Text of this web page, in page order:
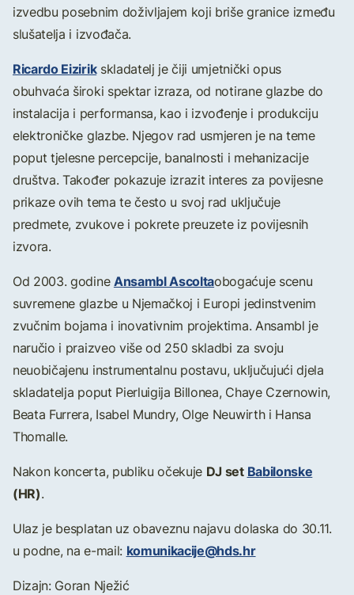
izvedbu posebnim doživljajem koji briše granice između
slušatelja i izvođača.
Ricardo Eizirikskladatelj je čiji umjetnički opus
obuhvaća široki spektar izraza, od notirane glazbe do
instalacija i performansa, kao i izvođenje i produkciju
elektroničke glazbe. Njegov rad usmjeren je na teme
poput tjelesne percepcije, banalnosti i mehanizacije
društva. Također pokazuje izrazit interes za povijesne
prikaze ovih tema te često u svoj rad uključuje
predmete, zvukove i pokrete preuzete iz povijesnih
izvora.
Od 2003. godineAnsambl Ascoltaobogaćuje scenu
suvremene glazbe u Njemačkoj i Europi jedinstvenim
zvučnim bojama i inovativnim projektima. Ansambl je
naručio i praizveo više od 250 skladbi za svoju
neuobičajenu instrumentalnu postavu, uključujući djela
skladatelja poput Pierluigija Billonea, Chaye Czernowin,
Beata Furrera, Isabel Mundry, Olge Neuwirth i Hansa
Thomalle.
Nakon koncerta, publiku očekuje DJ set Babilonske
(HR).
Ulaz je besplatan uz obaveznu najavu dolaska do 30.11.
u podne, na e-mail: komunikacije@hds.hr
Dizajn: Goran Nježić